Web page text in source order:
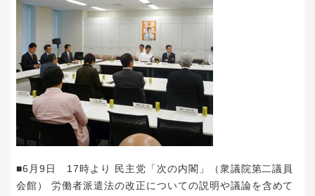
■6月9日 17時より 民主党「次の内閣」（衆議院第二議員
会館） 労働者派遣法の改正についての説明や議論を含めて